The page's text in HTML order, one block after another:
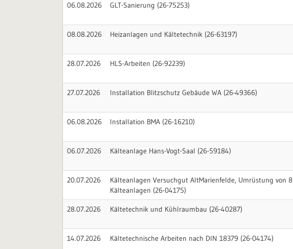
06.08.2026 GLT-Sanierung (26-75253)
08.08.2026 Heizanlagen und Kältetechnik (26-63197)
28.07.2026 HLS-Arbeiten (26-92239)
27.07.2026 Installation Blitzschutz Gebäude WA (26-49366)
06.08.2026 Installation BMA (26-16210)
06.07.2026 Kälteanlage Hans-Vogt-Saal (26-59184)
20.07.2026
Kälteanlagen Versuchgut AltMarienfelde, Umrüstung von 8
Kälteanlagen (26-04175)
28.07.2026 Kältetechnik und Kühlraumbau (26-40287)
14.07.2026 Kältetechnische Arbeiten nach DIN 18379 (26-04174)